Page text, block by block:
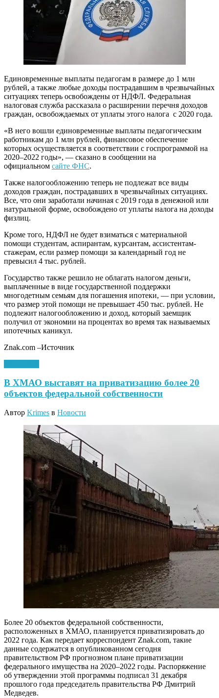
Единовременные выплаты педагогам в размере до 1 млн
рублей, а также любые доходы пострадавшим в чрезвычайных
ситуациях теперь освобождены от НДФЛ. Федеральная
налоговая служба рассказала о расширении перечня доходов
граждан, освобождаемых от уплаты этого налога с 2020 года.
«В него вошли единовременные выплаты педагогическим
работникам до 1 млн рублей, финансовое обеспечение
которых осуществляется в соответствии с госпрограммой на
2020–2022 годы», — сказано в сообщении на
официальном сайте ФНС.
Также налогообложению теперь не подлежат все виды
доходов граждан, пострадавших в чрезвычайных ситуациях.
Все, что они заработали начиная с 2019 года в денежной или
натуральной форме, освобождено от уплаты налога на доходы
физлиц.
Кроме того, НДФЛ не будет взиматься с материальной
помощи студентам, аспирантам, курсантам, ассистентам-
стажерам, если размер помощи за календарный год не
превысил 4 тыс. рублей.
Государство также решило не облагать налогом деньги,
выплаченные в виде государственной поддержки
многодетным семьям для погашения ипотеки, — при условии,
что размер этой помощи не превышает 450 тыс. рублей. Не
подлежит налогообложению и доход, который заемщик
получил от экономии на процентах во время так называемых
ипотечных каникул.
Znak.com –Источник
В ХМАО выставят на приватизацию более 20
объектов федеральной собственности
Автор Krimes в Новости
Более 20 объектов федеральной собственности,
расположенных в ХМАО, планируется приватизировать до
2022 года. Как передает корреспондент Znak.com, такие
данные содержатся в опубликованном сегодня
правительством РФ прогнозном плане приватизации
федерального имущества на 2020–2022 годы. Распоряжение
об утверждении этой программы подписал 31 декабря
прошлого года председатель правительства РФ Дмитрий
Медведев.